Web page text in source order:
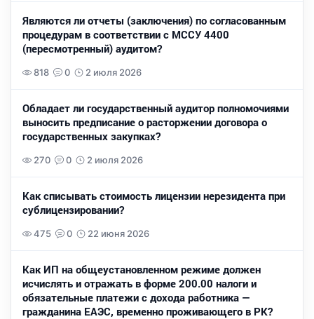
Являются ли отчеты (заключения) по согласованным
процедурам в соответствии с МССУ 4400
(пересмотренный) аудитом?
818 0 2 июля 2026
Обладает ли государственный аудитор полномочиями
выносить предписание о расторжении договора о
государственных закупках?
270 0 2 июля 2026
Как списывать стоимость лицензии нерезидента при
сублицензировании?
475 0 22 июня 2026
Как ИП на общеустановленном режиме должен
исчислять и отражать в форме 200.00 налоги и
обязательные платежи с дохода работника —
гражданина ЕАЭС, временно проживающего в РК?